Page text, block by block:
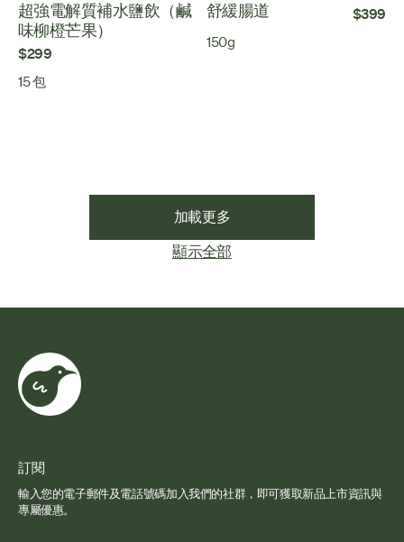
超強電解質補水鹽飲（鹹
味柳橙芒果）
$299
15 包
舒緩腸道 $399
150g
加載更多
顯示全部
訂閱
輸入您的電子郵件及電話號碼加入我們的社群，即可獲取新品上市資訊與
專屬優惠。